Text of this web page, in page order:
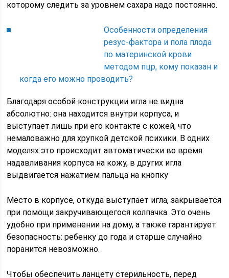
которому следить за уровнем сахара надо постоянно.
Особенности определения
резус-фактора и пола плода
по материнской крови
методом пцр, кому показан и
когда его можно проводить?
Благодаря особой конструкции игла не видна
абсолютно: она находится внутри корпуса, и
выступает лишь при его контакте с кожей, что
немаловажно для хрупкой детской психики. В одних
моделях это происходит автоматически во время
надавливания корпуса на кожу, в других игла
выдвигается нажатием пальца на кнопку
Место в корпусе, откуда выступает игла, закрывается
при помощи закручивающегося колпачка. Это очень
удобно при применении на дому, а также гарантирует
безопасность: ребенку до года и старше случайно
поранится невозможно.
Чтобы обеспечить ланцету стерильность, перед